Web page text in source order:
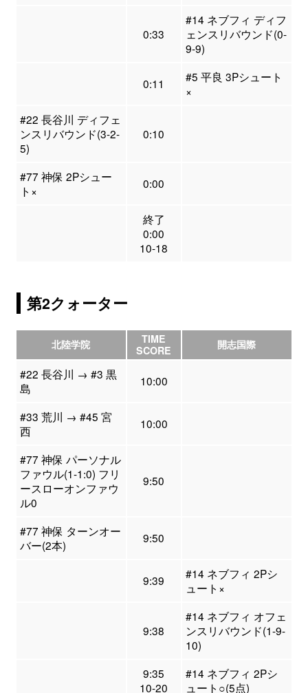
0:33
#14 ネブフィ ディフ
ェンスリバウンド(0-
9-9)
0:11
#5 平良 3Pシュート
×
#22 長谷川 ディフェ
ンスリバウンド(3-2-
5)
0:10
#77 神保 2Pシュー
ト×
0:00
終了
0:00
10-18
第2クォーター
北陸学院
TIME
SCORE
開志国際
#22 長谷川 → #3 黒
島
10:00
#33 荒川 → #45 宮
西
10:00
#77 神保 パーソナル
ファウル(1-1:0) フリ
ースローオンファウ
ル0
9:50
#77 神保 ターンオー
バー(2本)
9:50
9:39
#14 ネブフィ 2Pシ
ュート×
9:38
#14 ネブフィ オフェ
ンスリバウンド(1-9-
10)
9:35
10-20
#14 ネブフィ 2Pシ
ュート○(5点)